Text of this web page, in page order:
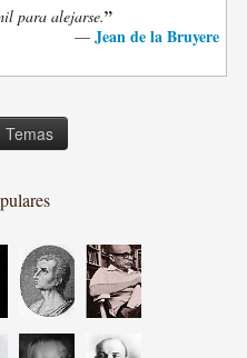
para alejarse.”
— Jean de la Bruyere
Temas